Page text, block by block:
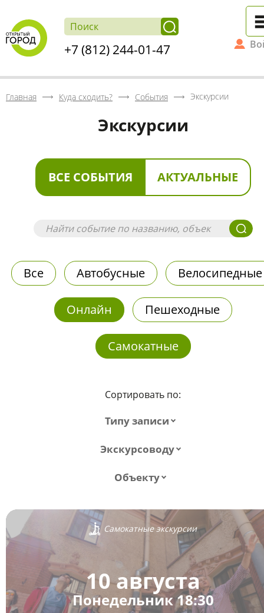
+7 (812) 244-01-47
Главная Куда сходить? События Экскурсии
Экскурсии
ВСЕ СОБЫТИЯ АКТУАЛЬНЫЕ
Все Автобусные Велосипедные
Онлайн Пешеходные
Самокатные
Сортировать по:
Типу записи
Экскурсоводу
Объекту
Самокатные экскурсии
10 августа
Понедельник 18:30